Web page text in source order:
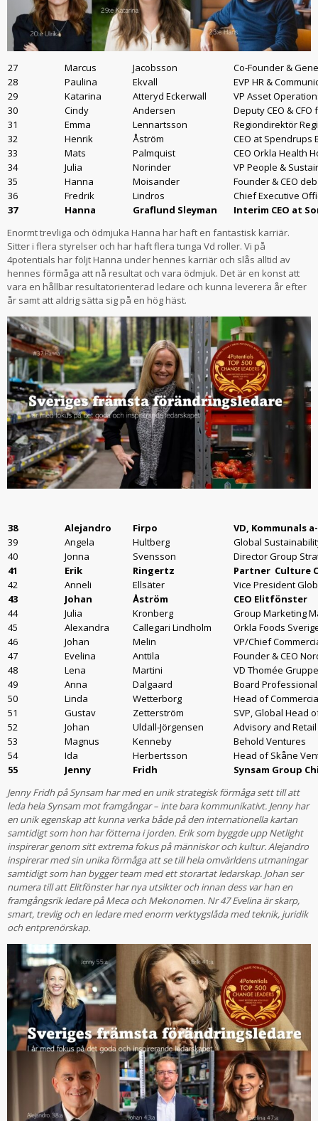
27 Marcus Jacobsson
Co-Founder &
28
Paulina Ekvall
EVP HR &
29
Katarina Atteryd Eckerwall
VP Asset
30
Cindy Andersen
Deputy CEO &
31
Emma Lennartsson
Regiondirektör
32
Henrik Åström
CEO at Spendrups
33
Mats Palmquist
CEO Orkla Health
34
Julia Norinder
VP People &
35
Hanna Moisander
Founder & CEO
36
Fredrik Lindros
Chief Executive
37
Hanna Graflund Sleyman
Interim CEO at
Enormt trevliga och ödmjuka Hanna har haft en fantastisk karriär.
Sitter i flera styrelser och har haft flera tunga Vd roller. Vi på
4potentials har följt Hanna under hennes karriär och slås alltid av
hennes förmåga att nå resultat och vara ödmjuk. Det är en konst att
vara en hållbar resultatorienterad ledare och kunna leverera år efter
år samt att aldrig sätta sig på en hög häst.
38 Alejandro Firpo
VD, Kommunals
39
Angela Hultberg
Global
40
Jonna Svensson
Director Group
41
Erik Ringertz
Partner Culture
42
Anneli Ellsäter
Vice President
43
Johan Åström
CEO Elitfönster
44
Julia Kronberg
Group Marketing
45
Alexandra Callegari Lindholm
Orkla Foods
46
Johan Melin
VP/Chief
47
Evelina Anttila
Founder & CEO
48
Lena Martini
VD Thomée
49
Anna Dalgaard
Board
50
Linda Wetterborg
Head of
51
Gustav Zetterström
SVP, Global Head
52
Johan Uldall-Jörgensen
Advisory and
53
Magnus Kenneby
Behold Ventures
54
Ida Herbertsson
Head of Skåne
55
Jenny Fridh
Synsam Group
Jenny Fridh på Synsam har med en unik strategisk förmåga sett till att
leda hela Synsam mot framgångar – inte bara kommunikativt. Jenny har
en unik egenskap att kunna verka både på den internationella kartan
samtidigt som hon har fötterna i jorden. Erik som byggde upp Netlight
inspirerar genom sitt extrema fokus på människor och kultur. Alejandro
inspirerar med sin unika förmåga att se till hela omvärldens utmaningar
samtidigt som han bygger team med ett storartat ledarskap. Johan ser
numera till att Elitfönster har nya utsikter och innan dess var han en
framgångsrik ledare på Meca och Mekonomen. Nr 47 Evelina är skarp,
smart, trevlig och en ledare med enorm verktygslåda med teknik, juridik
och entprenörskap.